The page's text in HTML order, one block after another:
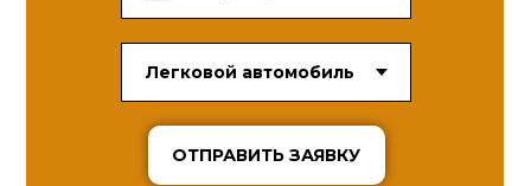
ОТПРАВИТЬ ЗАЯВКУ